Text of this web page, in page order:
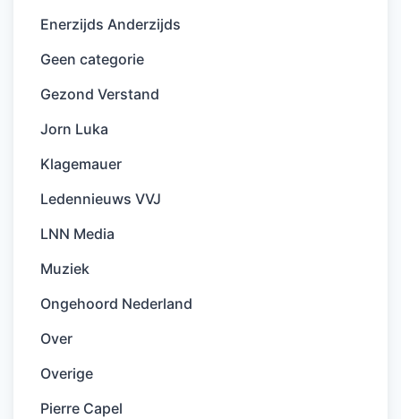
Enerzijds Anderzijds
Geen categorie
Gezond Verstand
Jorn Luka
Klagemauer
Ledennieuws VVJ
LNN Media
Muziek
Ongehoord Nederland
Over
Overige
Pierre Capel